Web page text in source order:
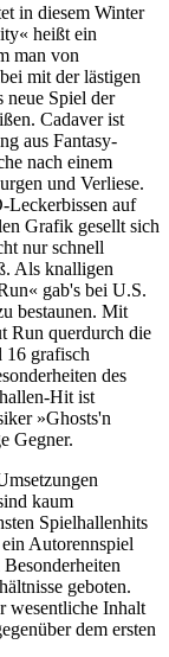
in diesem Winter
heißt ein
man von
mit der lästigen
neue Spiel der
Cadaver ist
aus Fantasy-
nach einem
und Verliese.
Leckerbissen auf
Grafik gesellt sich
nur schnell
Als knalligen
gab's bei U.S.
bestaunen. Mit
Run querdurch die
16 grafisch
des
Hit ist
»Ghosts'n
Gegner.
kaum
Spielhallenhits
Autorennspiel
geboten.
wesentliche Inhalt
dem ersten